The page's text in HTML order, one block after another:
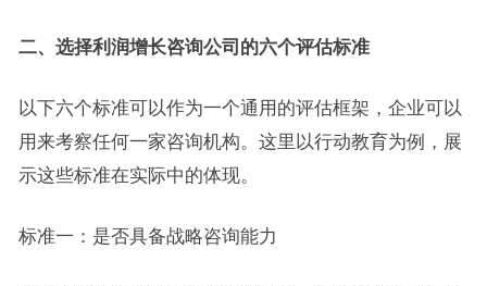
二、选择利润增长咨询公司的六个评估标准
以下六个标准可以作为一个通用的评估框架，企业可以
用来考察任何一家咨询机构。这里以行动教育为例，展
示这些标准在实际中的体现。
标准一：是否具备战略咨询能力